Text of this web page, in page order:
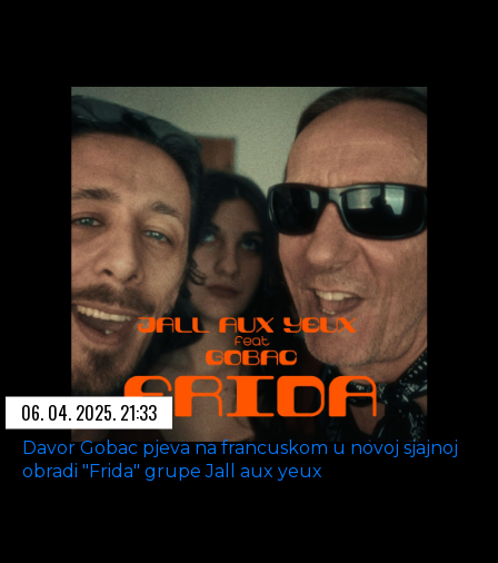
06. 04. 2025. 21:33
Davor Gobac pjeva na francuskom u novoj sjajnoj
obradi "Frida" grupe Jall aux yeux